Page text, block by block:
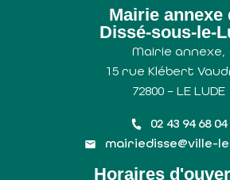
Mairie annexe
Dissé-sous-le-
Mairie annexe,
15 rue Klébert
72800 – LE LUDE
02 43 94 68 04
mairiedisse@ville-
Horaires